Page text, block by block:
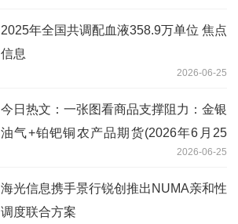
2025年全国共调配血液358.9万单位 焦点
信息
2026-06-25
今日热文：一张图看商品支撑阻力：金银
油气+铂钯铜农产品期货(2026年6月25
2026-06-25
海光信息携手景行锐创推出NUMA亲和性
调度联合方案